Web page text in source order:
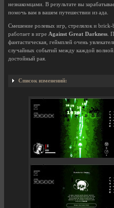
незнакомцами. В результате вы
помочь вам в вашем путешествии из ада.
Смешение ролевых игр, стрелялок и
работает в игре Against Great Darkness.
фантастическая, геймплей очень
случайных событий между каждой
достойный рая.
Список изменений: